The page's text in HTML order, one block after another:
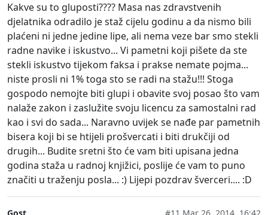
Kakve su to gluposti???? Masa nas zdravstvenih
djelatnika odradilo je staž cijelu godinu a da nismo bili
plaćeni ni jedne jedine lipe, ali nema veze bar smo stekli
radne navike i iskustvo... Vi pametni koji pišete da ste
stekli iskustvo tijekom faksa i prakse nemate pojma...
niste prosli ni 1% toga sto se radi na stažu!!! Stoga
gospodo nemojte biti glupi i obavite svoj posao što vam
nalaže zakon i zaslužite svoju licencu za samostalni rad
kao i svi do sada... Naravno uvijek se nađe par pametnih
bisera koji bi se htijeli prošvercati i biti drukčiji od
drugih... Budite sretni što će vam biti upisana jedna
godina staža u radnoj knjižici, poslije će vam to puno
značiti u traženju posla... :) Lijepi pozdrav šverceri.... :D